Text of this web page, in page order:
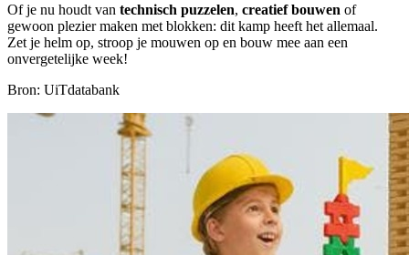
Of je nu houdt van technisch puzzelen, creatief bouwen of
gewoon plezier maken met blokken: dit kamp heeft het allemaal.
Zet je helm op, stroop je mouwen op en bouw mee aan een
onvergetelijke week!
Bron: UiTdatabank